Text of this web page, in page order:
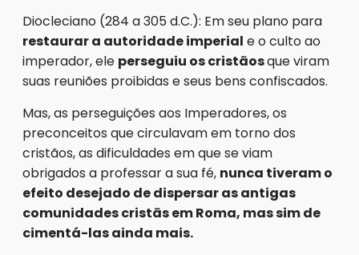
Diocleciano (284 a 305 d.C.): Em seu plano para
restaurar a autoridade imperial e o culto ao
imperador, ele perseguiu os cristãosque viram
suas reuniões proibidas e seus bens confiscados.
Mas, as perseguições aos Imperadores, os
preconceitos que circulavam em torno dos
cristãos, as dificuldades em que se viam
obrigados a professar a sua fé, nunca tiveram o
efeito desejado de dispersar as antigas
comunidades cristãs em Roma, mas sim de
cimentá-las ainda mais.